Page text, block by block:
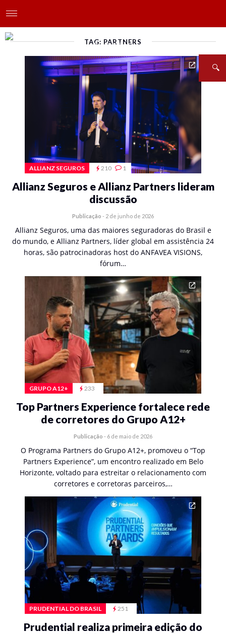
TAG: PARTNERS
ALLIANZ SEGUROS 210 1
Allianz Seguros e Allianz Partners lideram
discussão
Publicação - 2 de junho de 2026
Allianz Seguros, uma das maiores seguradoras do Brasil e
do mundo, e Allianz Partners, líder global em assistência 24
horas, são patrocinadoras host do ANFAVEA VISIONS,
fórum…
GRUPO A12+ 233
Top Partners Experience fortalece rede
de corretores do Grupo A12+
Publicação - 6 de maio de 2026
O Programa Partners do Grupo A12+, promoveu o “Top
Partners Experience”, um encontro realizado em Belo
Horizonte, voltado para estreitar o relacionamento com
corretores e corretoras parceiros,…
PRUDENTIAL DO BRASIL 251
Prudential realiza primeira edição do